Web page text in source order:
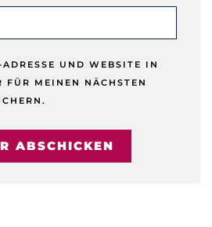
UND WEBSITE IN
FÜR MEINEN NÄCHSTEN